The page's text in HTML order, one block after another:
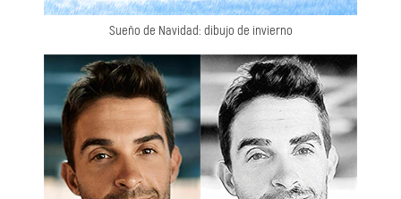
Sueño de Navidad: dibujo de invierno